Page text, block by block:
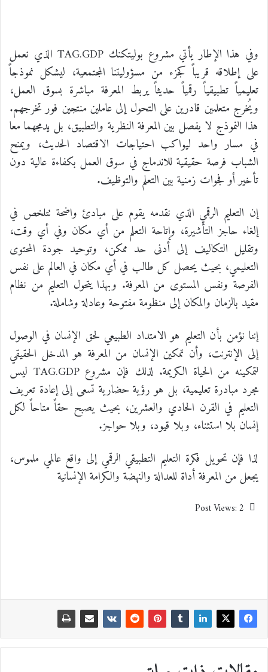
وفي هذا الإطار يأتي مشروع بوليتكنك TAG.GDP الذي نعمل
على إطلاقه قريباً كجزء من مسؤوليتنا المجتمعية، ليشكل نموذجاً
تعليمياً تطبيقياً رقمياً حديثاً يربط المعرفة مباشرة بسوق العمل،
ويُخرج متعلمين قادرين على التحول إلى عاملين منتجين فور تخرجهم.
هذا النموذج لا يفصل بين المعرفة النظرية والتطبيق، بل يدمجهما معا
في مسار واحد ليواكب احتياجات الاقتصاد الحديث، ويمنح
الشباب فرصة حقيقية للاندماج في سوق العمل بكفاءة عالية دون
تأخير أو فجوات زمنية بين التعلم والتوظيف.
إن التعليم الرقمي الذي نقدمه يقوم على مبادئ واضحة تتلخص في
إلغاء حاجز التأشيرة، وإتاحة التعلم من أي مكان وفي أي وقت،
وتقليل التكاليف إلى أدنى حد ممكن، وتوحيد جودة المحتوى
التعليمي، بحيث يحصل كل طالب في أي مكان في العالم على نفس
الفرصة ونفس المستوى من المعرفة. وبهذا يتحول التعليم من نظام
مقيد بالزمان والمكان إلى منظومة مفتوحة وعادلة وشاملة.
إننا نؤمن بأن التعليم هو الامتداد الطبيعي لحق الإنسان في الوصول
إلى الإنترنت، وأن تمكين الإنسان من المعرفة هو المدخل الحقيقي
لتمكينه من الحياة الكريمة. لذلك فإن مشروع TAG.GDP ليس
مجرد مبادرة تعليمية، بل هو رؤية حضارية تسعى إلى إعادة تعريف
التعليم في القرن الحادي والعشرين، بحيث يصبح حقاً متاحاً لكل
إنسان بلا استثناء، وبلا قيود، وبلا حواجز.
لذا فإن تحويل فكرة التعليم التطبيقي الرقمي إلى واقع عالمي ملموس،
يجعل من المعرفة أداة للعدالة والنهضة والكرامة الإنسانية
Post Views:2